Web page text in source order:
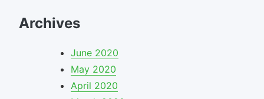
Archives
June 2020
May 2020
April 2020